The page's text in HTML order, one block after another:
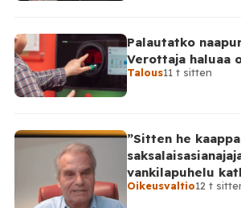
Palautatko
Verottaja haluaa
Talous11 t sitten
”Sitten he
vankilapuhelu
kriittisellä
Oikeusvaltio12 t